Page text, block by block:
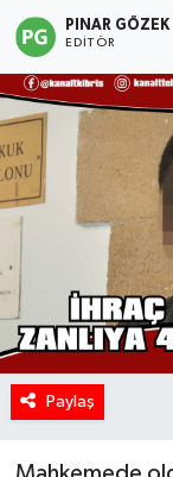
PINAR GÖZEK
EDITÖR
Paylaş